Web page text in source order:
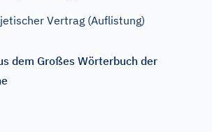
Vertrag (Auflistung)
dem Großes Wörterbuch der